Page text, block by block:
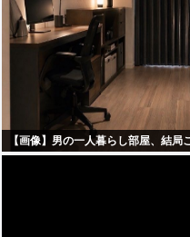
【画像】男の一人暮らし部屋、結